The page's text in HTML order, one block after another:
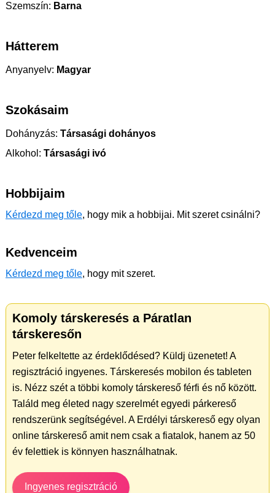
Szemszín: Barna
Hátterem
Anyanyelv: Magyar
Szokásaim
Dohányzás: Társasági dohányos
Alkohol: Társasági ivó
Hobbijaim
Kérdezd meg tőle, hogy mik a hobbijai. Mit szeret csinálni?
Kedvenceim
Kérdezd meg tőle, hogy mit szeret.
Komoly társkeresés a Páratlan
társkeresőn
Peter felkeltette az érdeklődésed? Küldj üzenetet! A
regisztráció ingyenes. Társkeresés mobilon és tableten
is. Nézz szét a többi komoly társkereső férfi és nő között.
Találd meg életed nagy szerelmét egyedi párkereső
rendszerünk segítségével. A Erdélyi társkereső egy olyan
online társkereső amit nem csak a fiatalok, hanem az 50
év felettiek is könnyen használhatnak.
Ingyenes regisztráció